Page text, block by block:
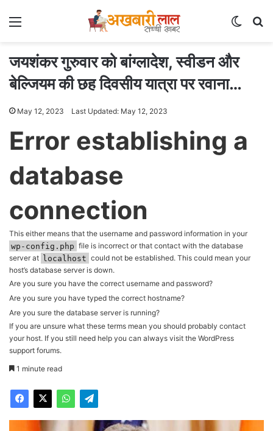
Menu
जयशंकर गुरुवार को बांग्लादेश, स्वीडन और
बेल्जियम की छह दिवसीय यात्रा पर रवाना…
May 12, 2023 Last Updated: May 12, 2023
Error establishing a
database
connection
This either means that the username and password information in your
wp-config.php file is incorrect or that contact with the database
server at localhost could not be established. This could mean your
host’s database server is down.
Are you sure you have the correct username and password?
Are you sure you have typed the correct hostname?
Are you sure the database server is running?
If you are unsure what these terms mean you should probably contact
your host. If you still need help you can always visit the WordPress
support forums.
1 minute read